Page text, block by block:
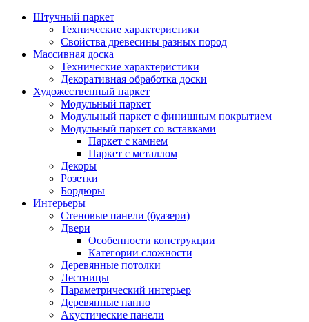
Штучный паркет
Технические характеристики
Свойства древесины разных пород
Массивная доска
Технические характеристики
Декоративная обработка доски
Художественный паркет
Модульный паркет
Модульный паркет с финишным покрытием
Модульный паркет со вставками
Паркет с камнем
Паркет с металлом
Декоры
Розетки
Бордюры
Интерьеры
Стеновые панели (буазери)
Двери
Особенности конструкции
Категории сложности
Деревянные потолки
Лестницы
Параметрический интерьер
Деревянные панно
Акустические панели